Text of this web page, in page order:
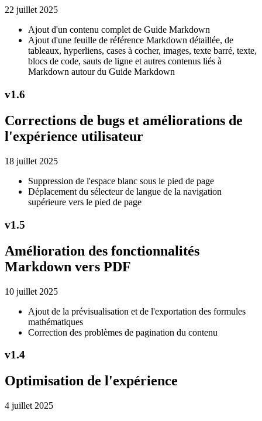
22 juillet 2025
Ajout d'un contenu complet de Guide Markdown
Ajout d'une feuille de référence Markdown détaillée, de
tableaux, hyperliens, cases à cocher, images, texte barré, texte,
blocs de code, sauts de ligne et autres contenus liés à
Markdown autour du Guide Markdown
v1.6
Corrections de bugs et améliorations de
l'expérience utilisateur
18 juillet 2025
Suppression de l'espace blanc sous le pied de page
Déplacement du sélecteur de langue de la navigation
supérieure vers le pied de page
v1.5
Amélioration des fonctionnalités
Markdown vers PDF
10 juillet 2025
Ajout de la prévisualisation et de l'exportation des formules
mathématiques
Correction des problèmes de pagination du contenu
v1.4
Optimisation de l'expérience
4 juillet 2025